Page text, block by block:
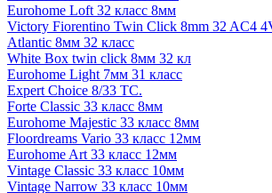
Eurohome Loft 32 класс 8мм
Victory Fiorentino Twin Click 8mm 32 AC4
Atlantic 8мм 32 класс
White Box twin click 8мм 32 кл
Eurohome Light 7мм 31 класс
Expert Choice 8/33 TC.
Forte Classic 33 класс 8мм
Eurohome Majestic 33 класс 8мм
Floordreams Vario 33 класс 12мм
Eurohome Art 33 класс 12мм
Vintage Classic 33 класс 10мм
Vintage Narrow 33 класс 10мм